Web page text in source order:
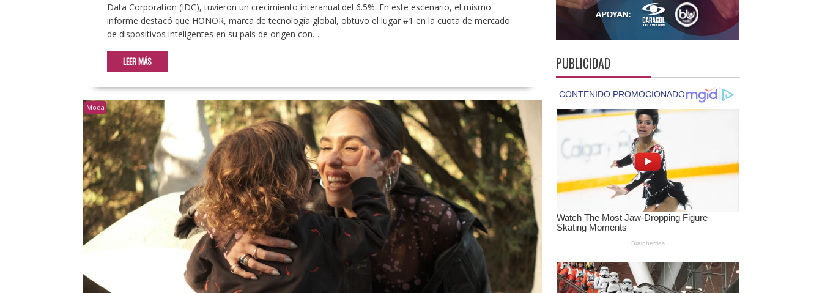
Data Corporation (IDC), tuvieron un crecimiento interanual del 6.5%. En este escenario, el mismo
informe destacó que HONOR, marca de tecnología global, obtuvo el lugar #1 en la cuota de mercado
de dispositivos inteligentes en su país de origen con…
LEER MÁS
Moda
PUBLICIDAD